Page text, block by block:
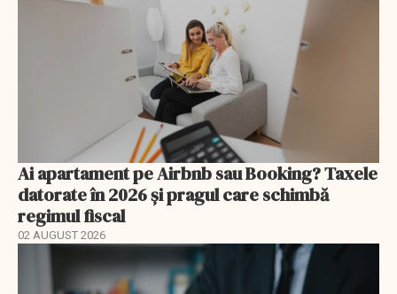
Ai apartament pe Airbnb sau Booking? Taxele
datorate în 2026 și pragul care schimbă
regimul fiscal
02 AUGUST 2026